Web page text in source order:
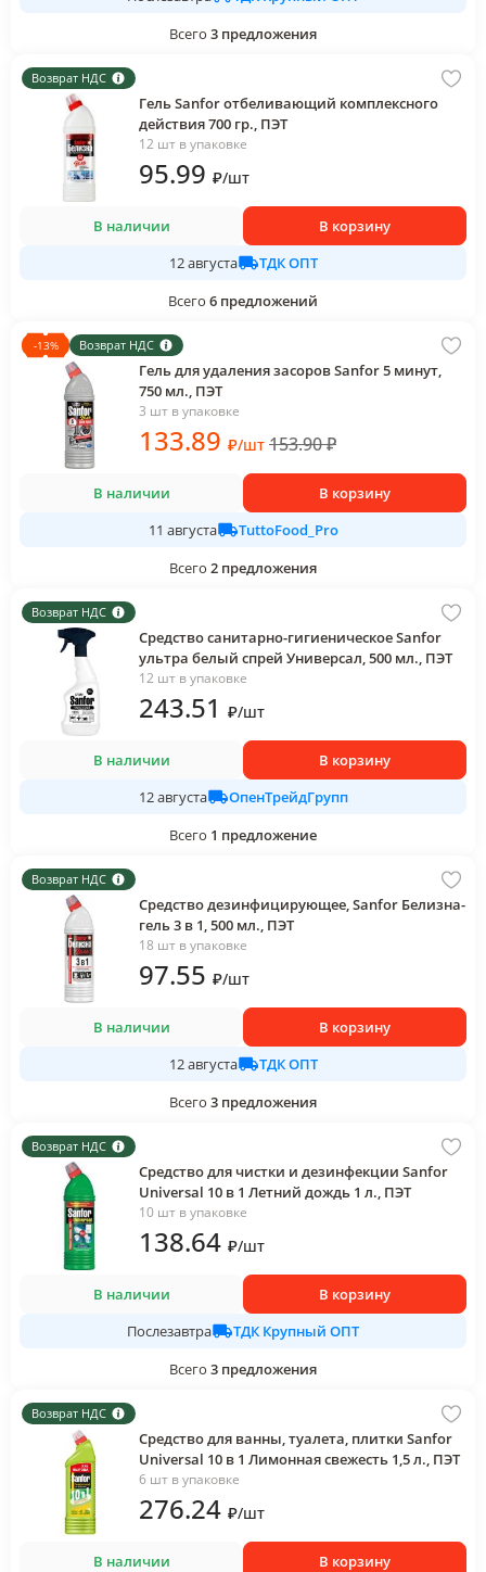
Всего 3 предложения
Возврат НДС
Гель Sanfor отбеливающий комплексного
действия 700 гр., ПЭТ
12 шт в упаковке
95.99 ₽/шт
В наличии
В корзину
12 августа
ТДК ОПТ
Всего 6 предложений
-13% Возврат НДС
Гель для удаления засоров Sanfor 5 минут,
750 мл., ПЭТ
3 шт в упаковке
133.89 ₽/шт 153.90₽
В наличии
В корзину
11 августа
TuttoFood_Pro
Всего 2 предложения
Возврат НДС
Средство санитарно-гигиеническое Sanfor
ультра белый спрей Универсал, 500 мл., ПЭТ
12 шт в упаковке
243.51 ₽/шт
В наличии
В корзину
12 августа
ОпенТрейдГрупп
Всего 1 предложение
Возврат НДС
Средство дезинфицирующее, Sanfor Белизна-
гель 3 в 1, 500 мл., ПЭТ
18 шт в упаковке
97.55 ₽/шт
В наличии
В корзину
12 августа
ТДК ОПТ
Всего 3 предложения
Возврат НДС
Средство для чистки и дезинфекции Sanfor
Universal 10 в 1 Летний дождь 1 л., ПЭТ
10 шт в упаковке
138.64 ₽/шт
В наличии
В корзину
Послезавтра
ТДК Крупный ОПТ
Всего 3 предложения
Возврат НДС
Средство для ванны, туалета, плитки Sanfor
Universal 10 в 1 Лимонная свежесть 1,5 л., ПЭТ
6 шт в упаковке
276.24 ₽/шт
В наличии
В корзину